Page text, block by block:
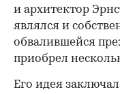
и архитектор
являлся и
обвалившейся
приобрел
Его идея